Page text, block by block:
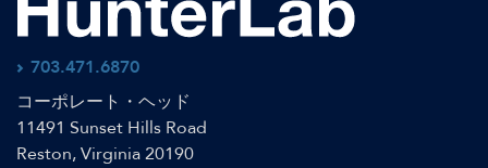
703.471.6870
コーポレート・ヘッド
11491 Sunset Hills Road
Reston, Virginia 20190